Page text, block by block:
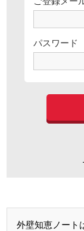
パスワード
外壁知恵ノート